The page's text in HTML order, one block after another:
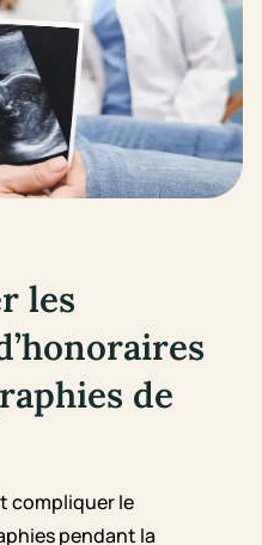
les
de
compliquer le
pendant la